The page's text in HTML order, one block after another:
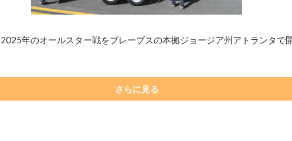
年のオールスター戦をブレーブスの本拠ジョージア州アトランタで
さらに見る